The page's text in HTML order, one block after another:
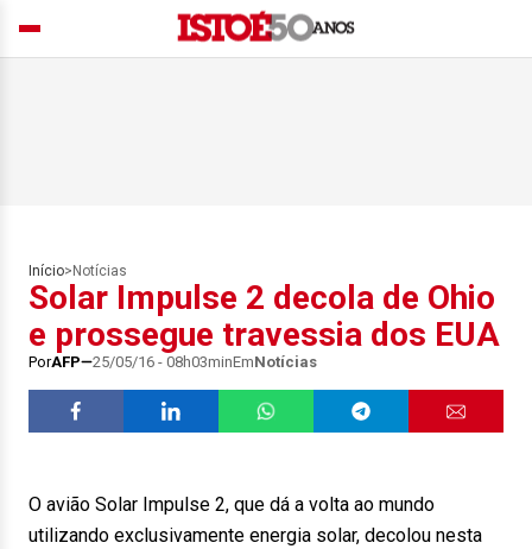
Início> Notícias
Solar Impulse 2 decola de Ohio
e prossegue travessia dos EUA
PorAFP 25/05/16 - 08h03minEmNotícias
O avião Solar Impulse 2, que dá a volta ao mundo
utilizando exclusivamente energia solar, decolou nesta